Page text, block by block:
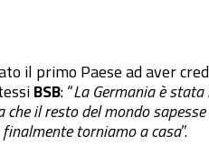
il primo Paese ad aver
BSB: “La Germania è
il resto del mondo
torniamo a casa”.